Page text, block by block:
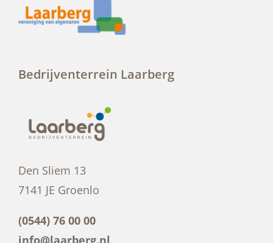
Bedrijventerrein Laarberg
Den Sliem 13
7141 JE Groenlo
(0544) 76 00 00
info@laarberg.nl